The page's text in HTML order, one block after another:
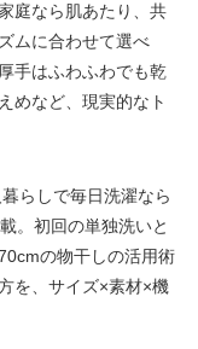
庭なら肌あたり、共
ムに合わせて選べ
手はふわふわでも乾
めなど、現実的なト
らしで毎日洗濯なら
。初回の単独洗いと
の物干しの活用術
を、サイズ×素材×機